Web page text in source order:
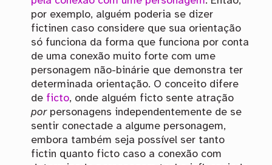
por exemplo, alguém poderia se dizer
fictinen caso considere que sua orientação
só funciona da forma que funciona por conta
de uma conexão muito forte com ume
personagem não-binárie que demonstra ter
determinada orientação. O conceito difere
de ficto, onde alguém ficto sente atração
porpersonagens independentemente de se
sentir conectade a algume personagem,
embora também seja possível ser tanto
fictin quanto ficto caso a conexão com